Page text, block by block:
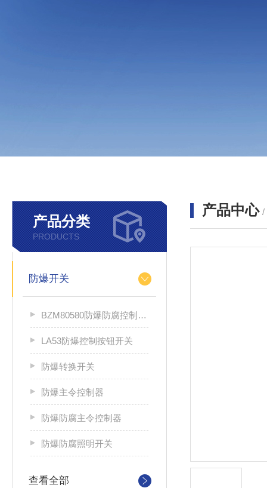
产品分类
PRODUCTS
防爆开关
BZM80580防爆防腐控制按钮开关
LA53防爆控制按钮开关
防爆转换开关
防爆主令控制器
防爆防腐主令控制器
防爆防腐照明开关
查看全部
产品中心 /